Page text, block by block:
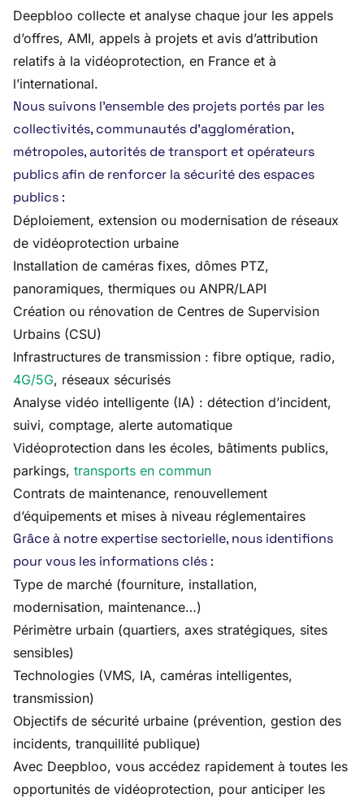
Deepbloo collecte et analyse chaque jour les appels
d’offres, AMI, appels à projets et avis d’attribution
relatifs à la vidéoprotection, en France et à
l’international.
Nous suivons l’ensemble des projets portés par les
collectivités, communautés d’agglomération,
métropoles, autorités de transport et opérateurs
publics afin de renforcer la sécurité des espaces
publics :
Déploiement, extension ou modernisation de réseaux
de vidéoprotection urbaine
Installation de caméras fixes, dômes PTZ,
panoramiques, thermiques ou ANPR/LAPI
Création ou rénovation de Centres de Supervision
Urbains (CSU)
Infrastructures de transmission : fibre optique, radio,
4G/5G, réseaux sécurisés
Analyse vidéo intelligente (IA) : détection d’incident,
suivi, comptage, alerte automatique
Vidéoprotection dans les écoles, bâtiments publics,
parkings, transports en commun
Contrats de maintenance, renouvellement
d’équipements et mises à niveau réglementaires
Grâce à notre expertise sectorielle, nous identifions
pour vous les informations clés :
Type de marché (fourniture, installation,
modernisation, maintenance…)
Périmètre urbain (quartiers, axes stratégiques, sites
sensibles)
Technologies (VMS, IA, caméras intelligentes,
transmission)
Objectifs de sécurité urbaine (prévention, gestion des
incidents, tranquillité publique)
Avec Deepbloo, vous accédez rapidement à toutes les
opportunités de vidéoprotection, pour anticiper les